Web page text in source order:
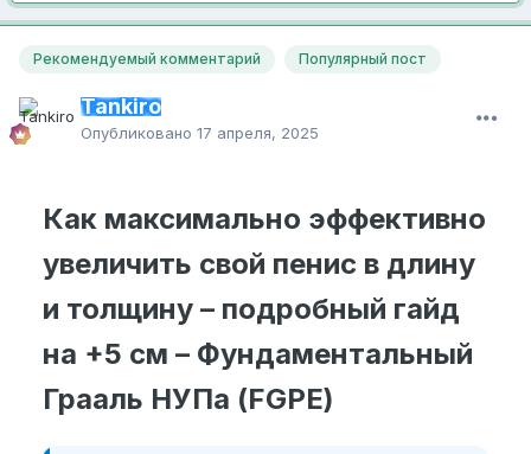
Рекомендуемый комментарий Популярный пост
Tankiro
Опубликовано 17 апреля, 2025
Как максимально эффективно
увеличить свой пенис в длину
и толщину – подробный гайд
на +5 см – Фундаментальный
Грааль НУПа (FGPE)